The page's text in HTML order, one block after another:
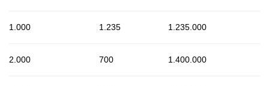
1.000 1.235 1.235.000
2.000 700 1.400.000